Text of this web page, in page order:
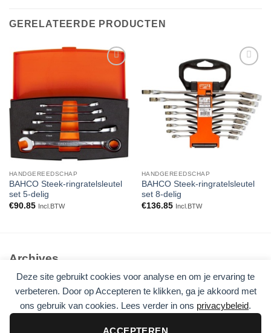
Deze site gebruikt cookies voor analyse en om je ervaring te
verbeteren. Door op Accepteren te klikken, ga je akkoord met
ons gebruik van cookies. Lees verder in ons privacybeleid.
ACCEPTEREN
GERELATEERDE PRODUCTEN
verlanglijst
HANDGEREEDSCHAP
BAHCO Steek-ringratelsleutel
set 5-delig
€90.85 Incl.BTW
Toevoegen
verlanglijst
HANDGEREEDSCHAP
BAHCO Steek-ringratelsleutel
set 8-delig
€136.85 Incl.BTW
Archives
Geen archieven om te tonen.
Categories